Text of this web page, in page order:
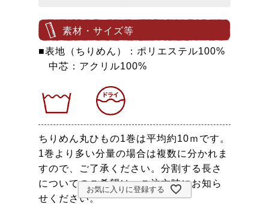
素材・サイズ等
■表地（ちりめん）：ポリエステル100%
中芯：アクリル100%
ちりめん丸ひもの1巻は平均約10ｍです。
1巻より多い分量の場合は複数に分かれま
すので、ご了承ください。分割する長さ
についてのご希望は、ご注文時にお知ら
せください。
お気に入りに登録する